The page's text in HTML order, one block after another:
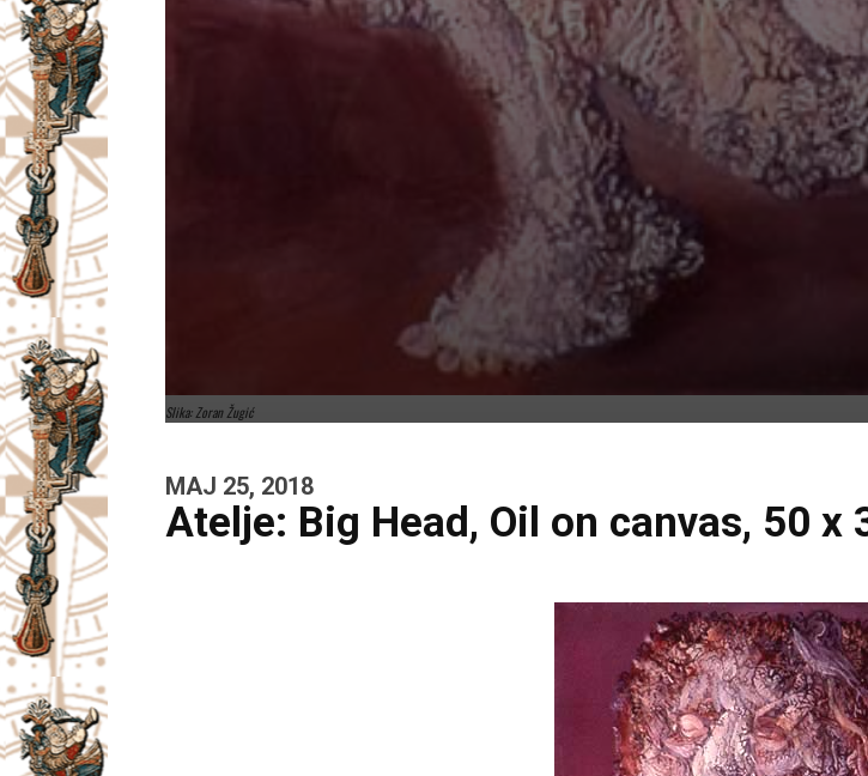
Slika: Zoran Žugić
MAJ 25, 2018
Atelje: Big Head, Oil on canvas, 50 x